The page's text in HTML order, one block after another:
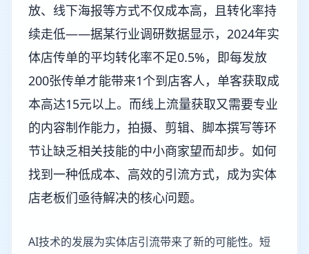
放、线下海报等方式不仅成本高，且转化率持
续走低——据某行业调研数据显示，2024年实
体店传单的平均转化率不足0.5%，即每发放
200张传单才能带来1个到店客人，单客获取成
本高达15元以上。而线上流量获取又需要专业
的内容制作能力，拍摄、剪辑、脚本撰写等环
节让缺乏相关技能的中小商家望而却步。如何
找到一种低成本、高效的引流方式，成为实体
店老板们亟待解决的核心问题。
AI技术的发展为实体店引流带来了新的可能性。短